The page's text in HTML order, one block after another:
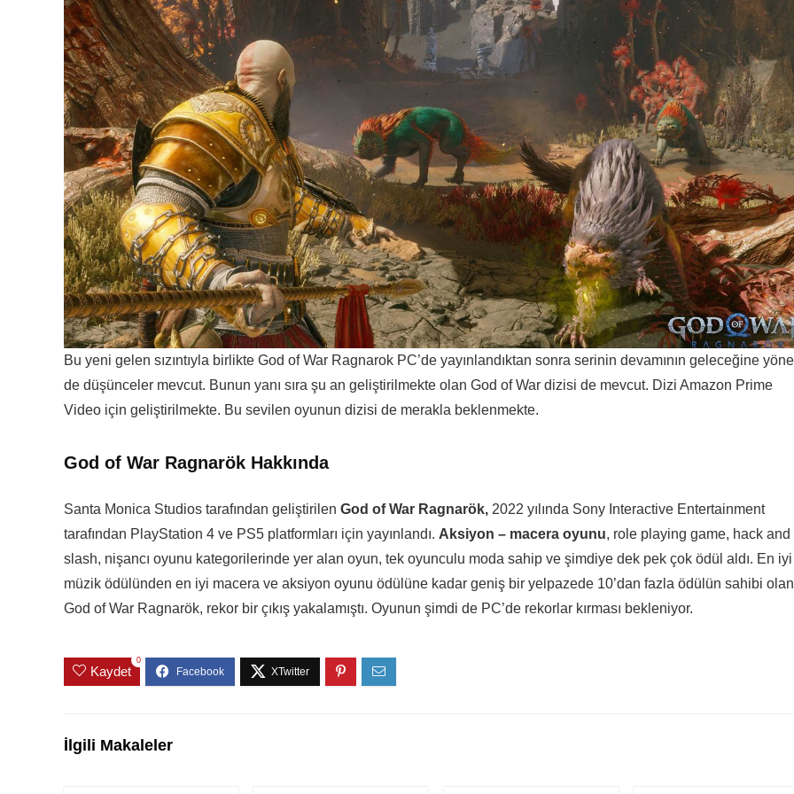
Bu yeni gelen sızıntıyla birlikte God of War Ragnarok PC’de yayınlandıktan sonra serinin devamının geleceğine
de düşünceler mevcut. Bunun yanı sıra şu an geliştirilmekte olan God of War dizisi de mevcut. Dizi Amazon Prime
Video için geliştirilmekte. Bu sevilen oyunun dizisi de merakla beklenmekte.
God of War Ragnarök Hakkında
Santa Monica Studios tarafından geliştirilen God of War Ragnarök, 2022 yılında Sony Interactive Entertainment
tarafından PlayStation 4 ve PS5 platformları için yayınlandı. Aksiyon – macera oyunu, role playing game, hack and
slash, nişancı oyunu kategorilerinde yer alan oyun, tek oyunculu moda sahip ve şimdiye dek pek çok ödül aldı. En iyi
müzik ödülünden en iyi macera ve aksiyon oyunu ödülüne kadar geniş bir yelpazede 10’dan fazla ödülün sahibi olan
God of War Ragnarök, rekor bir çıkış yakalamıştı. Oyunun şimdi de PC’de rekorlar kırması bekleniyor.
Kaydet
0
İlgili Makaleler